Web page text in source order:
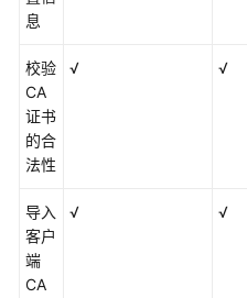
息
校验
CA
证书
的合
法性
√ √
导入
客户
端
CA
√ √